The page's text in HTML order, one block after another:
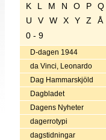
K
L M N O P Q
U
V W X Y Z Å
0 - 9
D-dagen 1944
da Vinci, Leonardo
Dag Hammarskjöld
Dagbladet
Dagens Nyheter
dagerrotypi
dagstidningar